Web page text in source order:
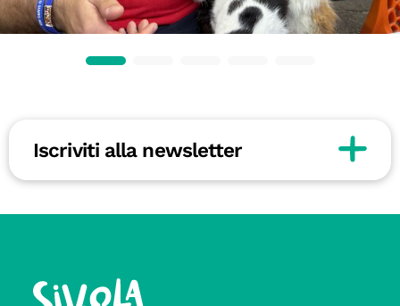
Iscriviti alla newsletter